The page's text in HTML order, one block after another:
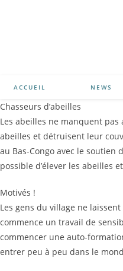
ACCUEIL NEWS
Chasseurs d’abeilles
Les abeilles ne manquent
abeilles et détruisent leur
au Bas-Congo avec le
possible d’élever les abeilles
Motivés !
Les gens du village ne
commence un travail de
commencer une auto-
entrer peu à peu dans le